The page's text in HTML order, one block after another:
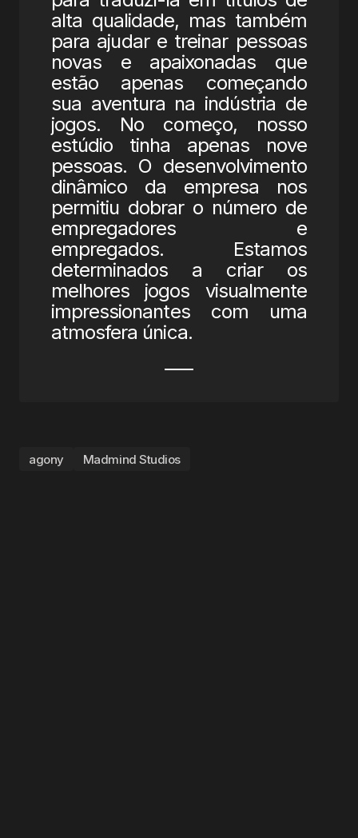
alta qualidade, mas também
para ajudar e treinar pessoas
novas e apaixonadas que
estão apenas começando
sua aventura na indústria de
jogos. No começo, nosso
estúdio tinha apenas nove
pessoas. O desenvolvimento
dinâmico da empresa nos
permitiu dobrar o número de
empregadores e
empregados. Estamos
determinados a criar os
melhores jogos visualmente
impressionantes com uma
atmosfera única.
agony Madmind Studios